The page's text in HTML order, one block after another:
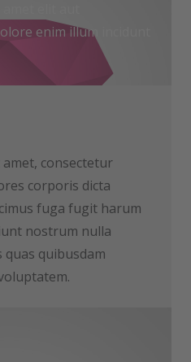
enim illum incidunt
consectetur
corporis dicta
fuga fugit harum
nostrum nulla
quibusdam